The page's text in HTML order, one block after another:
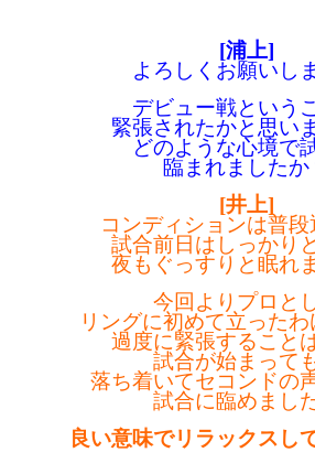
[浦上]
よろしくお願いし
デビュー戦という
緊張されたかと 思い
どのような心境で
臨まれましたか
[井上]
コンディションは普段
試合前日はしっかり
夜もぐっすりと眠れ
今回よりプロと
リングに初めて立ったわ
過度に緊張すること
試合が始まっても
落ち着いてセコンドの
試合に臨めました
良い意味でリラックスし